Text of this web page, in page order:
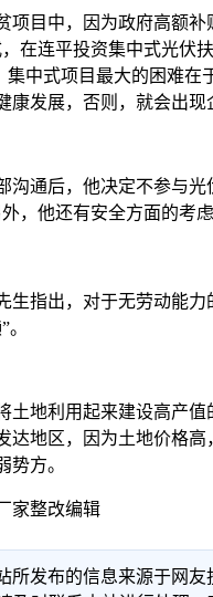
中，因为政府高额补
在连平投资集中式光
中式项目最大的困难
发展，否则，就会出
后，他决定不参与光
，他还有安全方面的考
出，对于无劳动能力
地利用起来建设高产值
地区，因为土地价格
方。
家整改编辑
所发布的信息来源于网